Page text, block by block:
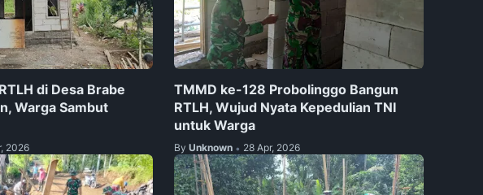
di Desa Brabe
Warga Sambut
2026
TMMD ke-128 Probolinggo Bangun
RTLH, Wujud Nyata Kepedulian TNI
untuk Warga
By Unknown • 28 Apr, 2026